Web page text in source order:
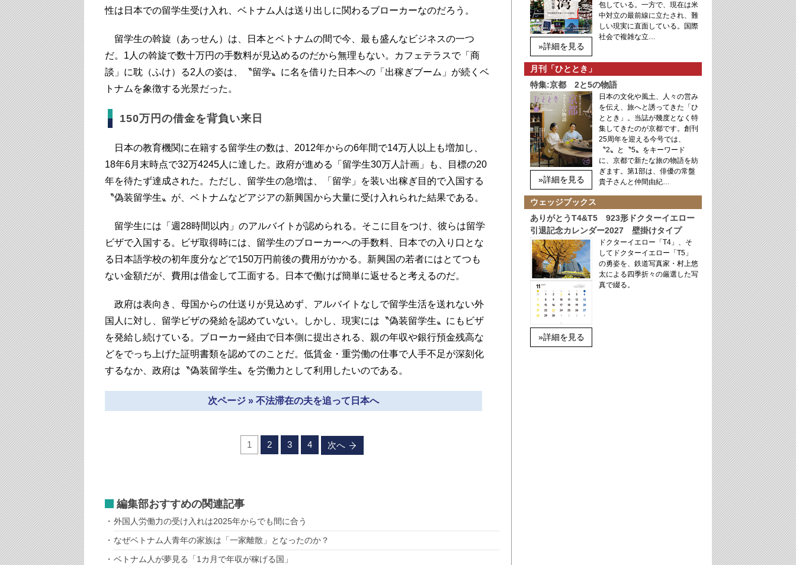
性は日本での留学生受け入れ、ベトナム人は送り出しに関わるブローカーなのだろう。
留学生の斡旋（あっせん）は、日本とベトナムの間で今、最も盛んなビジネスの一つ
だ。1人の斡旋で数十万円の手数料が見込めるのだから無理もない。カフェテラスで「商
談」に耽（ふけ）る2人の姿は、〝留学〟に名を借りた日本への「出稼ぎブーム」が続くベ
トナムを象徴する光景だった。
150万円の借金を背負い来日
日本の教育機関に在籍する留学生の数は、2012年からの6年間で14万人以上も増加し、
18年6月末時点で32万4245人に達した。政府が進める「留学生30万人計画」も、目標の20
年を待たず達成された。ただし、留学生の急増は、「留学」を装い出稼ぎ目的で入国する
〝偽装留学生〟が、ベトナムなどアジアの新興国から大量に受け入れられた結果である。
留学生には「週28時間以内」のアルバイトが認められる。そこに目をつけ、彼らは留学
ビザで入国する。ビザ取得時には、留学生のブローカーへの手数料、日本での入り口とな
る日本語学校の初年度分などで150万円前後の費用がかかる。新興国の若者にはとてつも
ない金額だが、費用は借金して工面する。日本で働けば簡単に返せると考えるのだ。
政府は表向き、母国からの仕送りが見込めず、アルバイトなしで留学生活を送れない外
国人に対し、留学ビザの発給を認めていない。しかし、現実には〝偽装留学生〟にもビザ
を発給し続けている。ブローカー経由で日本側に提出される、親の年収や銀行預金残高な
どをでっち上げた証明書類を認めてのことだ。低賃金・重労働の仕事で人手不足が深刻化
するなか、政府は〝偽装留学生〟を労働力として利用したいのである。
次ページ » 不法滞在の夫を追って日本へ
1 2 3 4 次へ
編集部おすすめの関連記事
外国人労働力の受け入れは2025年からでも間に合う
なぜベトナム人青年の家族は「一家離散」となったのか？
ベトナム人が夢見る「1カ月で年収が稼げる国」
»詳細を見る
包している。一方で、現在は米
中対立の最前線に立たされ、難
しい現実に直面している。国際
社会で複雑な立…
月刊「ひととき」
特集:京都 2と5の物語
»詳細を見る
日本の文化や風土、人々の営み
を伝え、旅へと誘ってきた「ひ
ととき」。当誌が幾度となく特
集してきたのが京都です。創刊
25周年を迎える今号では、
〝2〟と〝5〟をキーワード
に、京都で新たな旅の物語を紡
ぎます。第1部は、俳優の常盤
貴子さんと仲間由紀…
ウェッジブックス
ありがとうT4&T5 923形ドクターイエロー
引退記念カレンダー2027 壁掛けタイプ
»詳細を見る
ドクターイエロー「T4」、そ
してドクターイエロー「T5」
の勇姿を、鉄道写真家・村上悠
太による四季折々の厳選した写
真で綴る。